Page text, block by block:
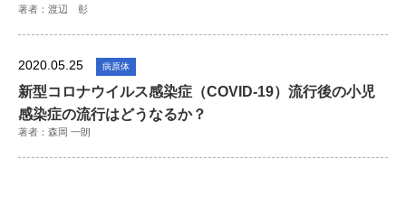
著者：渡辺 彰
2020.05.25 病原体
新型コロナウイルス感染症（COVID-19）流行後の小児
感染症の流行はどうなるか？
著者：森岡 一朗